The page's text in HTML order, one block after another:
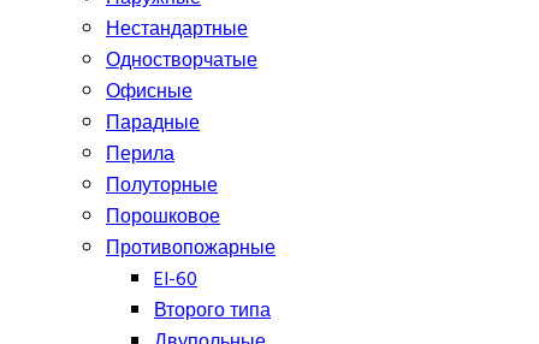
Нестандартные
Одностворчатые
Офисные
Парадные
Перила
Полуторные
Порошковое
Противопожарные
EI-60
Второго типа